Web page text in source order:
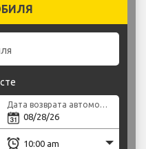
Дата возврата автомобиля